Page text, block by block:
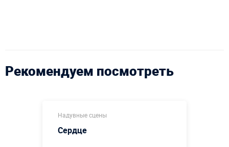
Рекомендуем посмотреть
Надувные сцены
Сердце